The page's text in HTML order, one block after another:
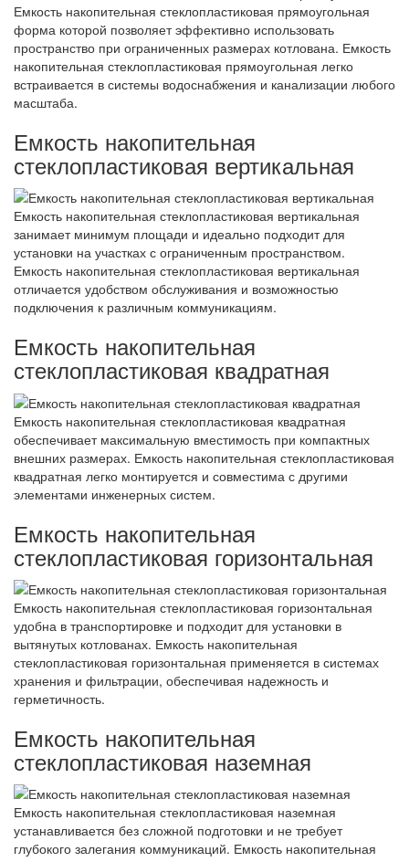
Емкость накопительная стеклопластиковая прямоугольная
форма которой позволяет эффективно использовать
пространство при ограниченных размерах котлована. Емкость
накопительная стеклопластиковая прямоугольная легко
встраивается в системы водоснабжения и канализации любого
масштаба.
Емкость накопительная
стеклопластиковая вертикальная
Емкость накопительная стеклопластиковая вертикальная
занимает минимум площади и идеально подходит для
установки на участках с ограниченным пространством.
Емкость накопительная стеклопластиковая вертикальная
отличается удобством обслуживания и возможностью
подключения к различным коммуникациям.
Емкость накопительная
стеклопластиковая квадратная
Емкость накопительная стеклопластиковая квадратная
обеспечивает максимальную вместимость при компактных
внешних размерах. Емкость накопительная стеклопластиковая
квадратная легко монтируется и совместима с другими
элементами инженерных систем.
Емкость накопительная
стеклопластиковая горизонтальная
Емкость накопительная стеклопластиковая горизонтальная
удобна в транспортировке и подходит для установки в
вытянутых котлованах. Емкость накопительная
стеклопластиковая горизонтальная применяется в системах
хранения и фильтрации, обеспечивая надежность и
герметичность.
Емкость накопительная
стеклопластиковая наземная
Емкость накопительная стеклопластиковая наземная
устанавливается без сложной подготовки и не требует
глубокого залегания коммуникаций. Емкость накопительная